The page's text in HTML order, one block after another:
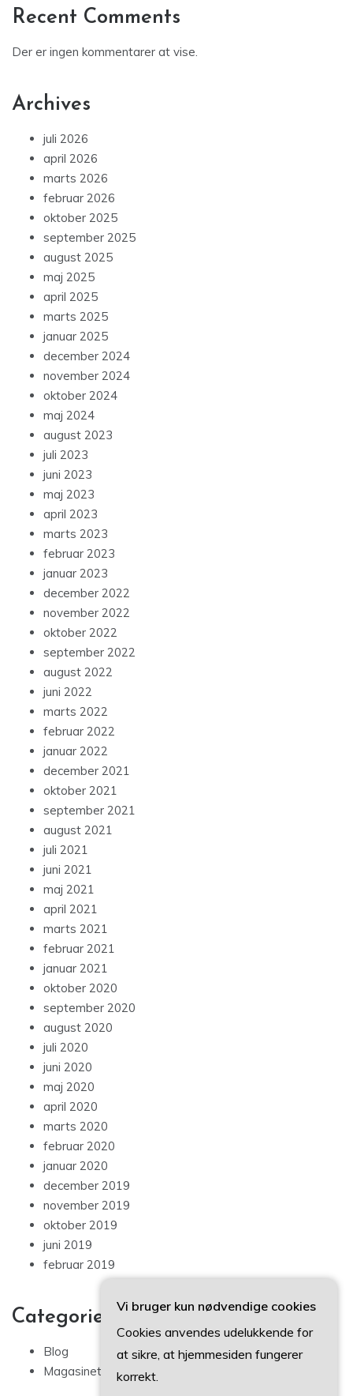
Recent Comments
Der er ingen kommentarer at vise.
Archives
juli 2026
april 2026
marts 2026
februar 2026
oktober 2025
september 2025
august 2025
maj 2025
april 2025
marts 2025
januar 2025
december 2024
november 2024
oktober 2024
maj 2024
august 2023
juli 2023
juni 2023
maj 2023
april 2023
marts 2023
februar 2023
januar 2023
december 2022
november 2022
oktober 2022
september 2022
august 2022
juni 2022
marts 2022
februar 2022
januar 2022
december 2021
oktober 2021
september 2021
august 2021
juli 2021
juni 2021
maj 2021
april 2021
marts 2021
februar 2021
januar 2021
oktober 2020
september 2020
august 2020
juli 2020
juni 2020
maj 2020
april 2020
marts 2020
februar 2020
januar 2020
december 2019
november 2019
oktober 2019
juni 2019
februar 2019
Categories
Blog
Magasinet
Vi bruger kun nødvendige cookies
Cookies anvendes udelukkende for
at sikre, at hjemmesiden fungerer
korrekt.